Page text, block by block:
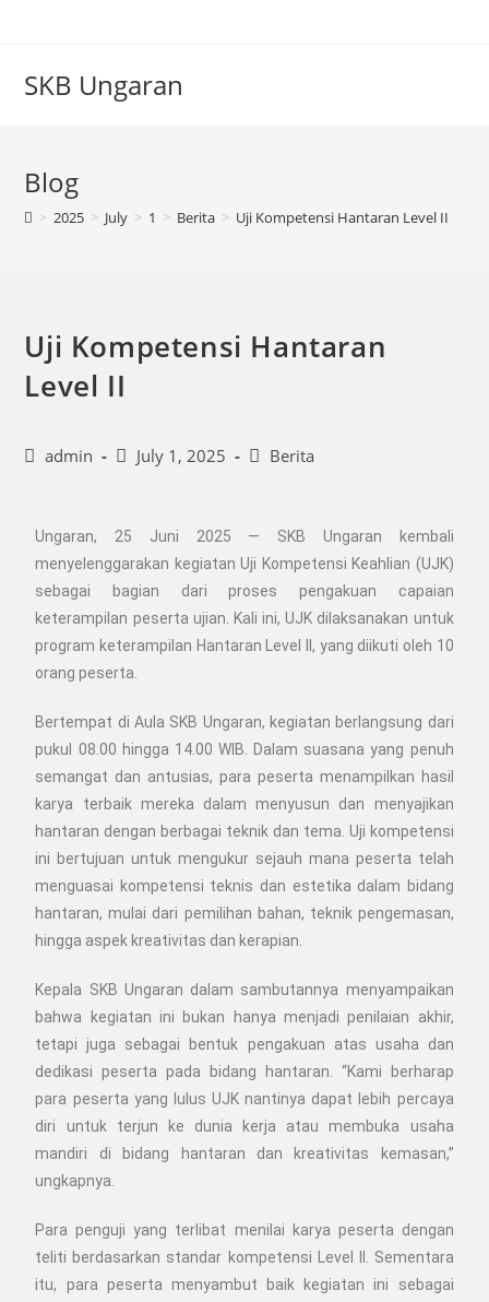
SKB Ungaran
Blog
> 2025 > July > 1 > Berita > Uji Kompetensi Hantaran Level II
Uji Kompetensi Hantaran
Level II
admin July 1, 2025 Berita
Ungaran, 25 Juni 2025 — SKB Ungaran kembali
menyelenggarakan kegiatan Uji Kompetensi Keahlian (UJK)
sebagai bagian dari proses pengakuan capaian
keterampilan peserta ujian. Kali ini, UJK dilaksanakan untuk
program keterampilan Hantaran Level II, yang diikuti oleh 10
orang peserta.
Bertempat di Aula SKB Ungaran, kegiatan berlangsung dari
pukul 08.00 hingga 14.00 WIB. Dalam suasana yang penuh
semangat dan antusias, para peserta menampilkan hasil
karya terbaik mereka dalam menyusun dan menyajikan
hantaran dengan berbagai teknik dan tema. Uji kompetensi
ini bertujuan untuk mengukur sejauh mana peserta telah
menguasai kompetensi teknis dan estetika dalam bidang
hantaran, mulai dari pemilihan bahan, teknik pengemasan,
hingga aspek kreativitas dan kerapian.
Kepala SKB Ungaran dalam sambutannya menyampaikan
bahwa kegiatan ini bukan hanya menjadi penilaian akhir,
tetapi juga sebagai bentuk pengakuan atas usaha dan
dedikasi peserta pada bidang hantaran. “Kami berharap
para peserta yang lulus UJK nantinya dapat lebih percaya
diri untuk terjun ke dunia kerja atau membuka usaha
mandiri di bidang hantaran dan kreativitas kemasan,”
ungkapnya.
Para penguji yang terlibat menilai karya peserta dengan
teliti berdasarkan standar kompetensi Level II. Sementara
itu, para peserta menyambut baik kegiatan ini sebagai